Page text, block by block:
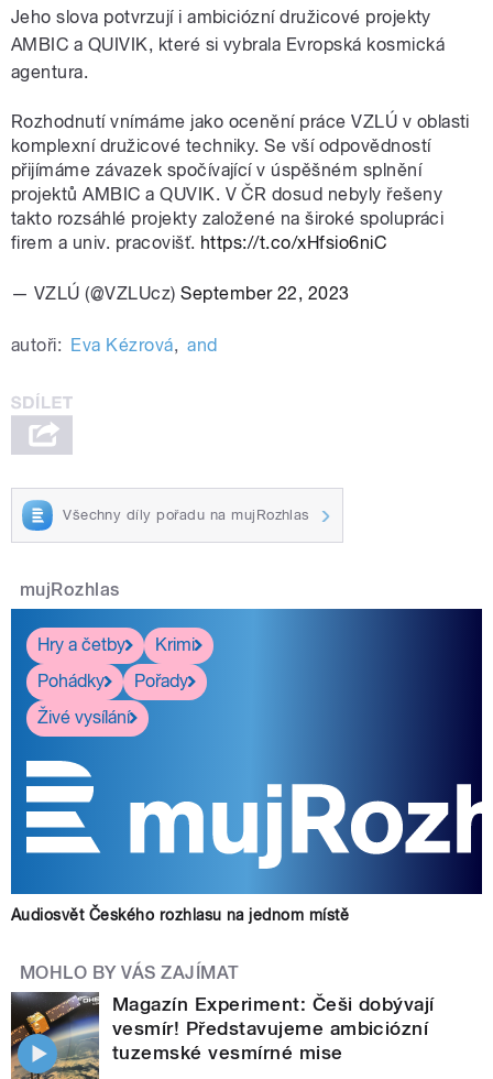
Jeho slova potvrzují i ambiciózní družicové projekty
AMBIC a QUIVIK, které si vybrala Evropská kosmická
agentura.
Rozhodnutí vnímáme jako ocenění práce VZLÚ v oblasti
komplexní družicové techniky. Se vší odpovědností
přijímáme závazek spočívající v úspěšném splnění
projektů AMBIC a QUVIK. V ČR dosud nebyly řešeny
takto rozsáhlé projekty založené na široké spolupráci
firem a univ. pracovišť. https://t.co/xHfsio6niC
— VZLÚ (@VZLUcz)September 22, 2023
autoři: Eva Kézrová, and
Všechny díly pořadu na mujRozhlas
mujRozhlas
Hry a četby
Krimi
Pohádky
Pořady
Živé vysílání
Audiosvět Českého rozhlasu na jednom místě
MOHLO BY VÁS ZAJÍMAT
Magazín Experiment: Češi dobývají
vesmír! Představujeme ambiciózní
tuzemské vesmírné mise